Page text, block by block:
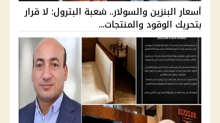
أسعار البنزين والسولار.. شعبة البترول: لا قرار
بتحريك الوقود والمنتجات...